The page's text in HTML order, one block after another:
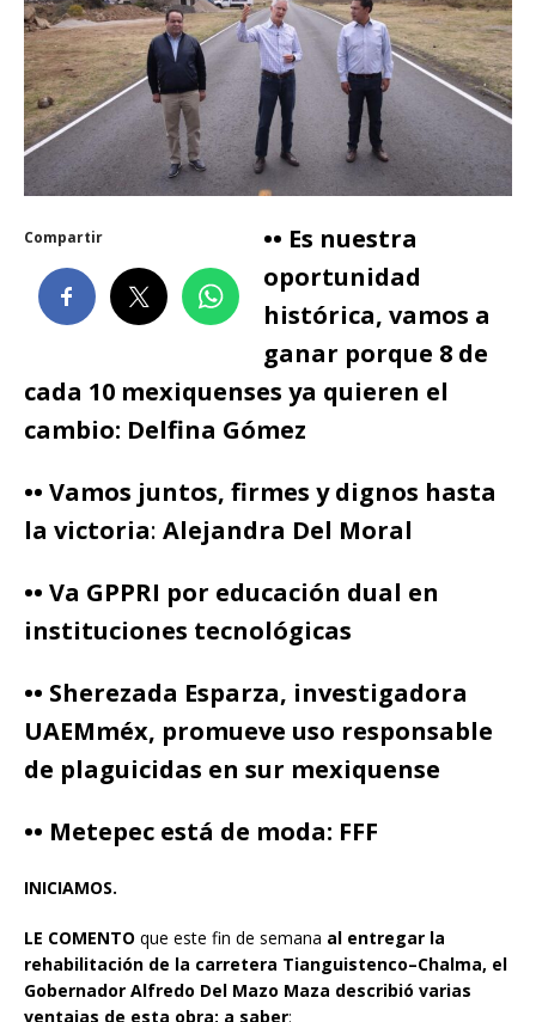
Compartir
•• Es nuestra
oportunidad
histórica, vamos a
ganar porque 8 de
cada 10 mexiquenses ya quieren el
cambio: Delfina Gómez
•• Vamos juntos, firmes y dignos hasta
la victoria: Alejandra Del Moral
•• Va GPPRI por educación dual en
instituciones tecnológicas
•• Sherezada Esparza, investigadora
UAEMméx, promueve uso responsable
de plaguicidas en sur mexiquense
•• Metepec está de moda: FFF
INICIAMOS.
LE COMENTO que este fin de semana al entregar la
rehabilitación de la carretera Tianguistenco–Chalma, el
Gobernador Alfredo Del Mazo Maza describió varias
ventajas de esta obra; a saber: